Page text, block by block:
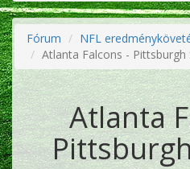
Fórum
NFL
Atlanta Falcons - Pittsburgh
Atlanta